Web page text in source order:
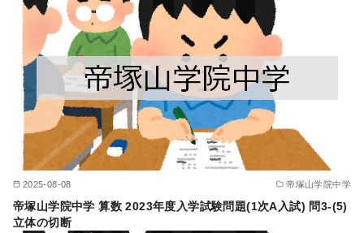
2025-08-08 帝塚山学院中学
帝塚山学院中学 算数 2023年度入学試験問題(1次A入試) 問3-(5)
立体の切断